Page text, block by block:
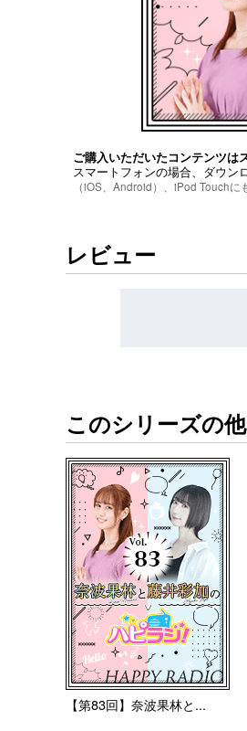
藤井 彩加（Ayaka Fujii
誕生日：8月16日
出身地：茨城県
血液型：O型
▼『ハピラジ！』とは
https://
ハピラジ！はペットシ
ご購入いただいたコンテンツは
スマートフォンの場合、ダウン
（iOS、Android）、iPod Touchに
レビュー
このシリーズの
【第83回】奈波果林と...